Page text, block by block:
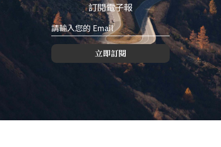
訂閱電子報
立即訂閱